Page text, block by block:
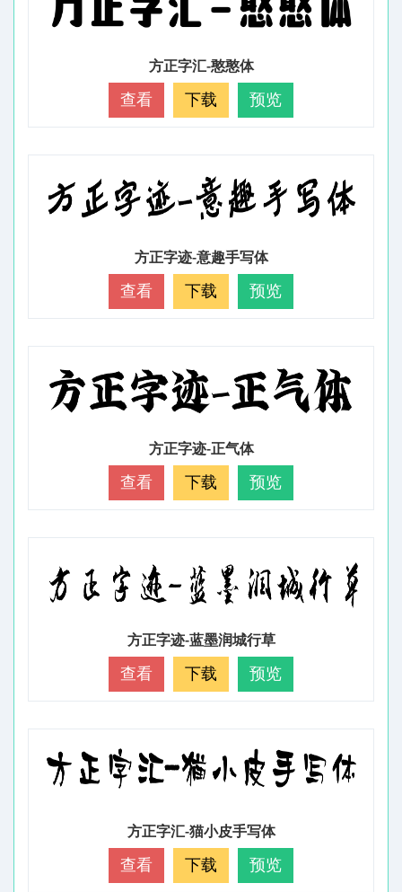
方正字汇-憨憨体
查看 下载 预览
方正字迹-意趣手写体
查看 下载 预览
方正字迹-正气体
查看 下载 预览
方正字迹-蓝墨润城行草
查看 下载 预览
方正字汇-猫小皮手写体
查看 下载 预览